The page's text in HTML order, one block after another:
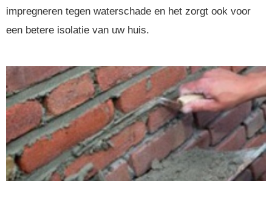
impregneren tegen waterschade en het zorgt ook voor
een betere isolatie van uw huis.